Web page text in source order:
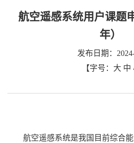
航空遥感系统用户课题
年）
发布日期：
【字号： 大 中
航空遥感系统是我国目前综合